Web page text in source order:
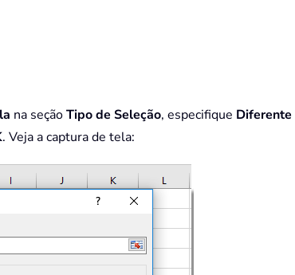
na seçãoTipo de Seleção, especifique Diferente
. Veja a captura de tela: